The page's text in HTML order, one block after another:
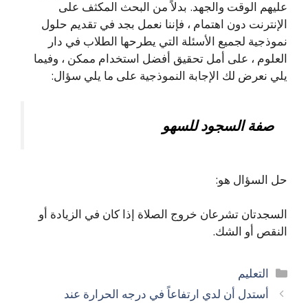
عليهم الوقت والجهد. بدلاً من البحث المكثف على
الإنترنت دون اهتمام ، فإننا نعمل بجد في تقديم حلول
نموذجية لجميع الأسئلة التي يطرحها الطلاب في دار
العلوم ، على أمل تحقيق أفضل استخدام ممكن ، وفيما
يلي نعرض لك الإجابة النموذجية على ما يلي سؤال:
صفة السجود للسهو
حل السؤال هو:
السجدتان تشرعان خروج الصلاة إذا كان في الزيادة أو
النقص أو الشك.
التصنيفات
التعليم
أستدل أن لدي ارتفاعاً في درجه الحرارة عند